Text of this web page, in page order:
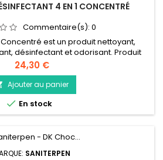
4 EN 1 CONCENTRÉ
Commentaire(s): 0
est un produit nettoyant,
désinfectant et odorisant. Produit
« Ecodetergent » il élimine
levures et virus souvent
de nombreuses maladies.
Prix
24,30 €
Ajouter au panier
 En stock
SANITERPEN